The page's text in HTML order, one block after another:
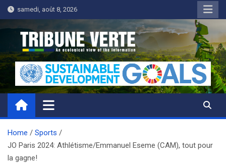
Skip
to
content
samedi, août 8, 2026
Tribune Verte
Un regard écologique de l'information
Home
Sports
JO Paris 2024: Athlétisme/Emmanuel Eseme (CAM), tout pour
la gagne!